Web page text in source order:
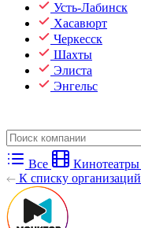
Усть-Лабинск
Хасавюрт
Черкесск
Шахты
Элиста
Энгельс
Все Кинотеатры
К списку организаций